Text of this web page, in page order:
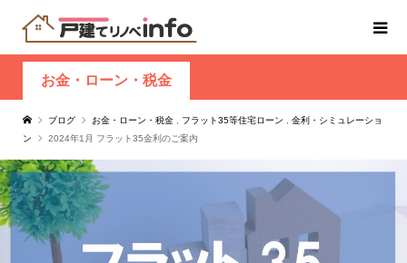
お金・ローン・税金
ブログ お金・ローン・税金 フラット35等住宅ローン
金利・シミュレーショ
ン
2024年1月 フラット35金利のご案内